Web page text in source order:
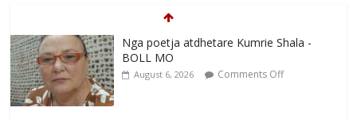
Nga poetja atdhetare Kumrie Shala -
BOLL MO
August 6, 2026 Comments Off